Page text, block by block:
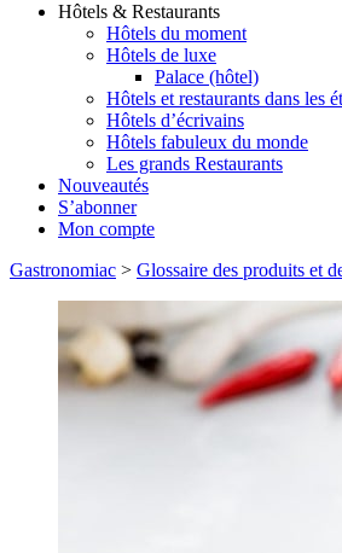
Hôtels & Restaurants
Hôtels du moment
Hôtels de luxe
Palace (hôtel)
Hôtels et restaurants dans les
Hôtels d’écrivains
Hôtels fabuleux du monde
Les grands Restaurants
Nouveautés
S’abonner
Mon compte
Gastronomiac > Glossaire des produits et